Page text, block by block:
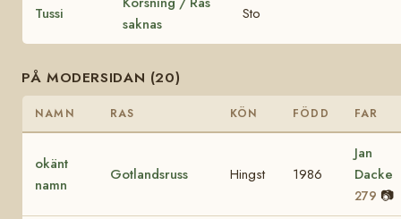
Tussi
saknas
Sto
PÅ MODERSIDAN (20)
NAMN RAS KÖN FÖDD FAR
okänt
namn
Gotlandsruss Hingst 1986
Jan
Dacke
279 📷